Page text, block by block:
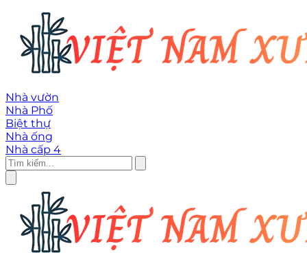
Nhà vườn
Nhà Phố
Biệt thự
Nhà ống
Nhà cấp 4